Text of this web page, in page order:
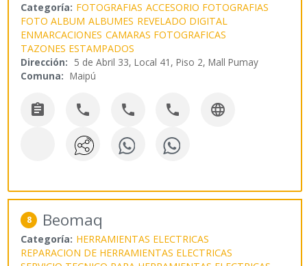
Categoría: FOTOGRAFIAS ACCESORIO FOTOGRAFIAS
FOTO ALBUM ALBUMES REVELADO DIGITAL
ENMARCACIONES CAMARAS FOTOGRAFICAS
TAZONES ESTAMPADOS
Dirección: 5 de Abril 33, Local 41, Piso 2, Mall Pumay
Comuna: Maipú
    
8 Beomaq
Categoría: HERRAMIENTAS ELECTRICAS
REPARACION DE HERRAMIENTAS ELECTRICAS